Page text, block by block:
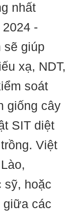
nhất
-
sẽ giúp
xạ, NDT,
soát
giống cây
SIT diệt
Việt
sỹ, hoặc
giữa các